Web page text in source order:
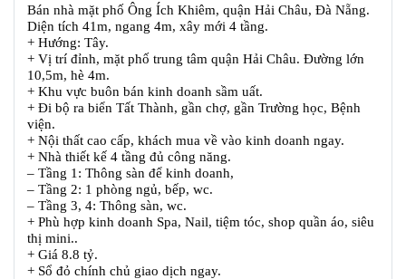
Bán nhà mặt phố Ông Ích Khiêm, quận Hải Châu, Đà Nẵng.
Diện tích 41m, ngang 4m, xây mới 4 tầng.
+ Hướng: Tây.
+ Vị trí đỉnh, mặt phố trung tâm quận Hải Châu. Đường lớn
10,5m, hè 4m.
+ Khu vực buôn bán kinh doanh sầm uất.
+ Đi bộ ra biển Tất Thành, gần chợ, gần Trường học, Bệnh
viện.
+ Nội thất cao cấp, khách mua về vào kinh doanh ngay.
+ Nhà thiết kế 4 tầng đủ công năng.
– Tầng 1: Thông sàn để kinh doanh,
– Tầng 2: 1 phòng ngủ, bếp, wc.
– Tầng 3, 4: Thông sàn, wc.
+ Phù hợp kinh doanh Spa, Nail, tiệm tóc, shop quần áo, siêu
thị mini..
+ Giá 8.8 tỷ.
+ Sổ đỏ chính chủ giao dịch ngay.